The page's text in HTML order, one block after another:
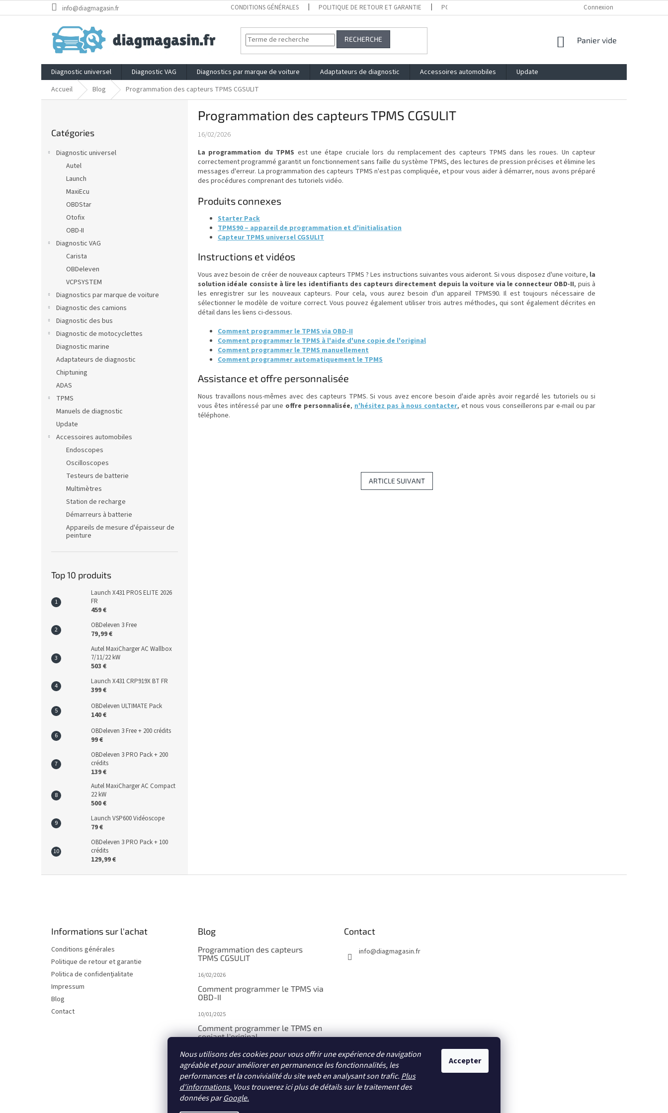
Nous utilisons des cookies pour vous offrir une expérience de navigation
agréable et pour améliorer en permanence les fonctionnalités, les
performances et la convivialité du site web en analysant son trafic. Plus
d'informations. Vous trouverez ici plus de détails sur le traitement des
données parGoogle.
Accepter
au
info@diagmagasin.fr CONDITIONS GÉNÉRALES POLITIQUE DE RETOUR ET GARANTIE POLITICA DE CONFIDENȚIALITATE IMPRESSUM BLOG
Connexion
RECHERCHE
PANIER
Panier vide
Diagnostic universel Diagnostic VAG Diagnostics par marque de voiture Adaptateurs de diagnostic Accessoires automobiles
Update
Accueil
Blog Programmation des capteurs TPMS CGSULIT
les
Catégories
Diagnostic universel
Autel
Launch
MaxiEcu
OBDStar
Otofix
OBD-II
Diagnostic VAG
Carista
OBDeleven
VCPSYSTEM
Diagnostics par marque de voiture
Diagnostic des camions
Diagnostic des bus
Diagnostic de motocyclettes
Diagnostic marine
Adaptateurs de diagnostic
Chiptuning
ADAS
TPMS
Manuels de diagnostic
Update
Accessoires automobiles
Endoscopes
Oscilloscopes
Testeurs de batterie
Multimètres
Station de recharge
Démarreurs à batterie
Appareils de mesure d'épaisseur de
peinture
Top 10 produits
Launch X431 PROS ELITE 2026
FR
459 €
OBDeleven 3 Free
79,99 €
Autel MaxiCharger AC Wallbox
7/11/22 kW
503 €
Launch X431 CRP919X BT FR
399 €
OBDeleven ULTIMATE Pack
140 €
OBDeleven 3 Free + 200 crédits
99 €
OBDeleven 3 PRO Pack + 200
crédits
139 €
Autel MaxiCharger AC Compact
22 kW
500 €
Launch VSP600 Vidéoscope
79 €
OBDeleven 3 PRO Pack + 100
crédits
129,99 €
Programmation des capteurs TPMS CGSULIT
16/02/2026
La programmation du TPMS est une étape cruciale lors du remplacement des capteurs TPMS dans les roues. Un capteur
correctement programmé garantit un fonctionnement sans faille du système TPMS, des lectures de pression précises et élimine les
messages d'erreur. La programmation des capteurs TPMS n'est pas compliquée, et pour vous aider à démarrer, nous avons préparé
des procédures comprenant des tutoriels vidéo.
Produits connexes
Starter Pack
TPMS90 – appareil de programmation et d'initialisation
Capteur TPMS universel CGSULIT
Instructions et vidéos
Vous avez besoin de créer de nouveaux capteurs TPMS ? Les instructions suivantes vous aideront. Si vous disposez d'une voiture, la
solution idéale consiste à lire les identifiants des capteurs directement depuis la voiture via le connecteur OBD-II, puis à
les enregistrer sur les nouveaux capteurs. Pour cela, vous aurez besoin d'un appareil TPMS90. Il est toujours nécessaire de
sélectionner le modèle de voiture correct. Vous pouvez également utiliser trois autres méthodes, qui sont également décrites en
détail dans les liens ci-dessous.
Comment programmer le TPMS via OBD-II
Comment programmer le TPMS à l'aide d'une copie de l'original
Comment programmer le TPMS manuellement
Comment programmer automatiquement le TPMS
Assistance et offre personnalisée
Nous travaillons nous-mêmes avec des capteurs TPMS. Si vous avez encore besoin d'aide après avoir regardé les tutoriels ou si
vous êtes intéressé par une offre personnalisée, n'hésitez pas à nous contacter, et nous vous conseillerons par e-mail ou par
téléphone.
ARTICLE SUIVANT
Informations sur l'achat
Conditions générales
Politique de retour et garantie
Politica de confidențialitate
Impressum
Blog
Contact
Blog
Programmation des capteurs
TPMS CGSULIT
16/02/2026
Comment programmer le TPMS via
OBD-II
10/01/2025
Comment programmer le TPMS en
copiant l'original
10/01/2025
Comment programmer le TPMS
par saisie manuelle
10/01/2025
Contact
info@diagmagasin.fr